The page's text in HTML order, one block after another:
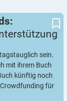
verdient
sein.
mit ihrem Buch
künftig noch
für